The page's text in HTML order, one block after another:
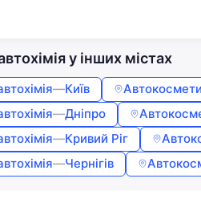
у інших містах
—Київ
—Дніпро
—Кривий Ріг
—Чернігів